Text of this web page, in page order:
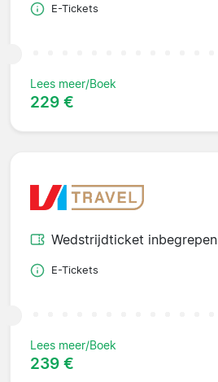
E-Tickets
Lees meer/Boek
229 €
Wedstrijdticket inbegrepen
E-Tickets
Lees meer/Boek
239 €